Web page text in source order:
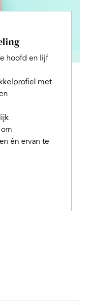
hoofd en lijf
met
én ervan te